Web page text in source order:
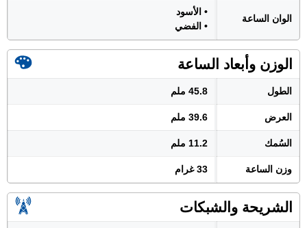
الوان الساعة
• الأسود
• الفضي
الوزن وأبعاد الساعة
الطول 45.8 ملم
العرض 39.6 ملم
السُمك 11.2 ملم
وزن الساعة 33 غرام
الشريحة والشبكات